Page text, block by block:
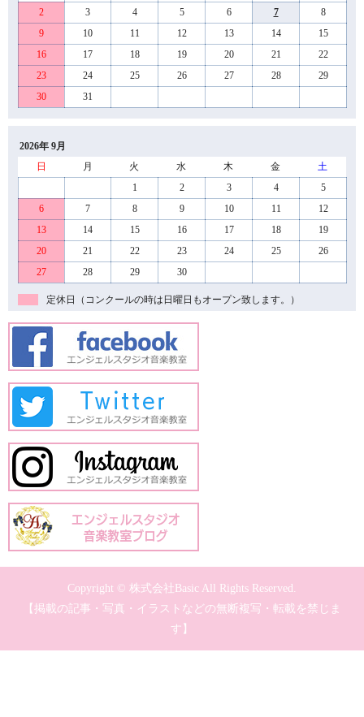
2
3 4 5 6 7
8
9
10 11 12 13 14
15
16
17 18 19 20 21
22
23
24 25 26 27 28
29
30
31
2026年 9月
日
月 火 水 木 金
土
1
2 3 4
5
6
7 8 9 10 11
12
13
14 15 16 17 18
19
20
21 22 23 24 25
26
27
28 29 30
定休日（コンクールの時は日曜日もオープン致します。）
Copyright © 株式会社Basic All Rights Reserved.
【掲載の記事・写真・イラストなどの無断複写・転載を禁じま
す】